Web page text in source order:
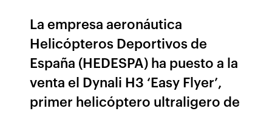
La empresa aeronáutica
Helicópteros Deportivos de
España (HEDESPA) ha puesto a la
venta el Dynali H3 ‘Easy Flyer’,
primer helicóptero ultraligero de